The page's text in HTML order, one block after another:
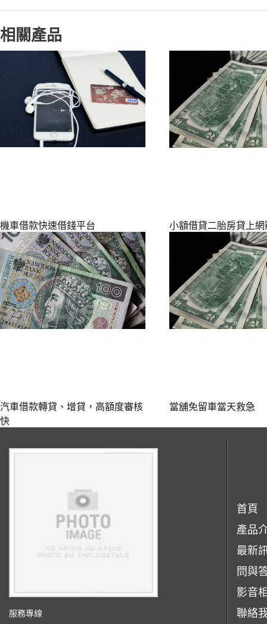
相關產品
機車借款快速借錢平台 小額借貸二胎房貸上網
汽車借款轉貸、增貸，高額度審核
快‎
當舖免留車當天救急
服務專線
首頁
產品
最新
問與
影音
聯絡